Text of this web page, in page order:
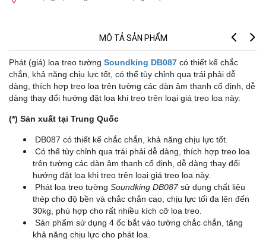
MÔ TẢ SẢN PHẨM
Phát (giá) loa treo tường Soundking DB087 có thiết kế chắc
chắn, khả năng chịu lực tốt, có thể tùy chỉnh qua trái phải dễ
dàng, thích hợp treo loa trên tường các dàn âm thanh cố định, dễ
dàng thay đổi hướng đặt loa khi treo trên loại giá treo loa này.
(*) Sản xuất tại Trung Quốc
DB087 có thiết kế chắc chắn, khả năng chịu lực tốt.
Có thể tùy chỉnh qua trái phải dễ dàng, thích hợp treo loa
trên tường các dàn âm thanh cố định, dễ dàng thay đổi
hướng đặt loa khi treo trên loại giá treo loa này.
Phát loa treo tường Soundking DB087sử dụng chất liệu
thép cho độ bền và chắc chắn cao, chịu lực tối đa lên đến
30kg, phù hợp cho rất nhiều kích cỡ loa treo.
Sản phẩm sử dụng 4 ốc bắt vào tường chắc chắn, tăng
khả năng chịu lực cho phát loa.